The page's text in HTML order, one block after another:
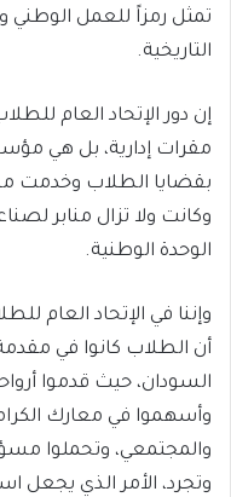
تمثل رمزاً للعمل
التاريخية.
إن دور الإتحاد العام
مقرات إدارية، بل هي
بقضايا الطلاب وخدمت
وكانت ولا تزال منابر
الوحدة الوطنية.
وإننا في الإتحاد العام
أن الطلاب كانوا في
السودان، حيث قدموا
وأسهموا في معارك
والمجتمعي، وتحملوا
وتجرد، الأمر الذي